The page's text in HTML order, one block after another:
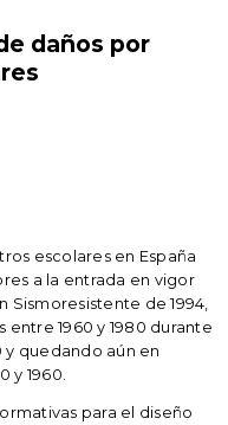
daños por
escolares en España
a la entrada en vigor
de 1994,
1960 y 1980 durante
quedando aún en
y 1960.
para el diseño